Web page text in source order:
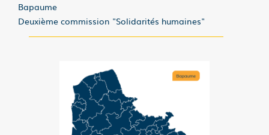
Bapaume
Deuxième commission "Solidarités humaines"